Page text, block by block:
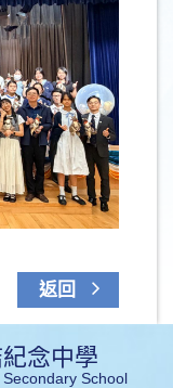
返回
念中學
School